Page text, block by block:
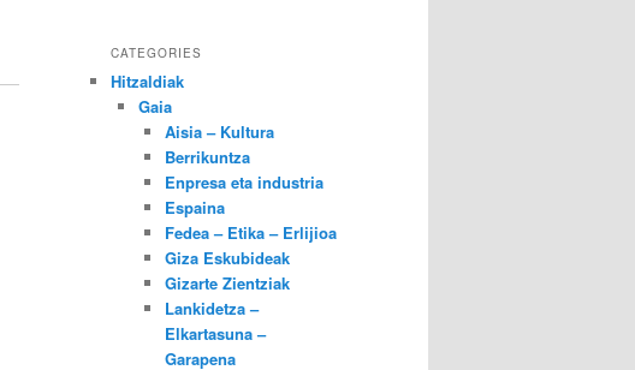
CATEGORIES
Hitzaldiak
Gaia
Aisia – Kultura
Berrikuntza
Enpresa eta industria
Espaina
Fedea – Etika – Erlijioa
Giza Eskubideak
Gizarte Zientziak
Lankidetza –
Elkartasuna –
Garapena